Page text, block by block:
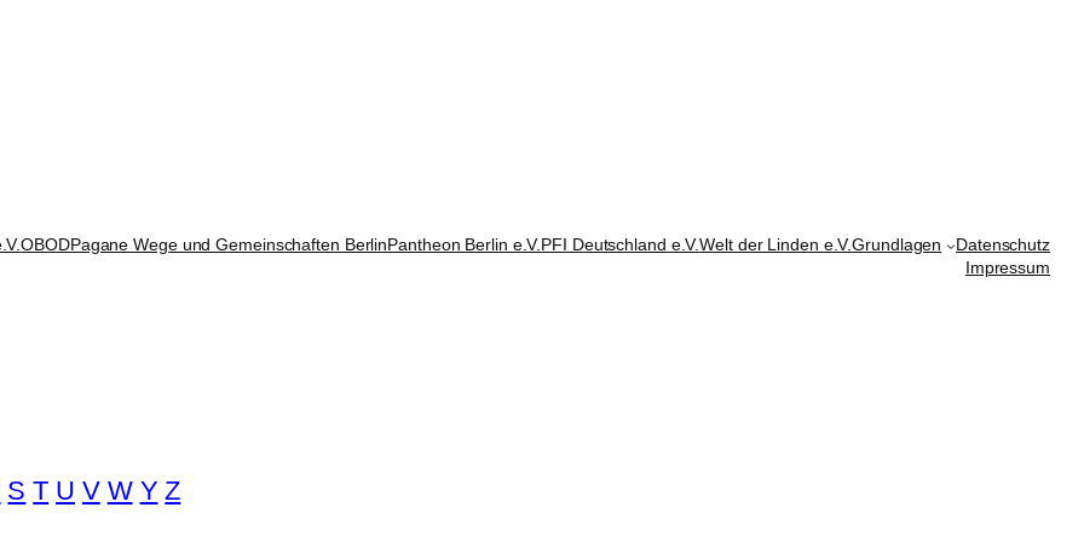
OBODPagane Wege und Gemeinschaften BerlinPantheon Berlin e.V.PFI Deutschland e.V.Welt der Linden e.V.Grundlagen
Datenschutz
Impressum
S T U V W Y Z